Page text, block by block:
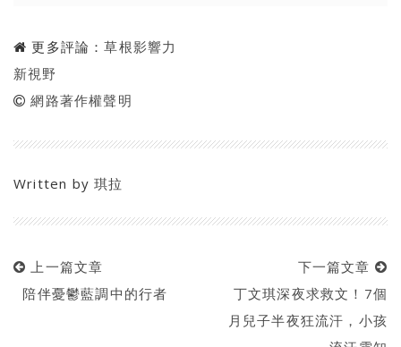
更多評論：草根影響力
新視野
網路著作權聲明
Written by琪拉
上一篇文章
陪伴憂鬱藍調中的行者
下一篇文章
丁文琪深夜求救文！7個
月兒子半夜狂流汗，小孩